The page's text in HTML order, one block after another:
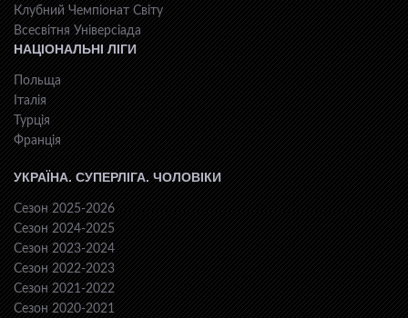
Клубний Чемпіонат Світу
Всесвiтня Унiверсiaда
НАЦІОНАЛЬНІ ЛІГИ
Польща
Італія
Турція
Франція
УКРАЇНА. СУПЕРЛІГА. ЧОЛОВІКИ
Сезон 2025-2026
Сезон 2024-2025
Сезон 2023-2024
Сезон 2022-2023
Сезон 2021-2022
Сезон 2020-2021